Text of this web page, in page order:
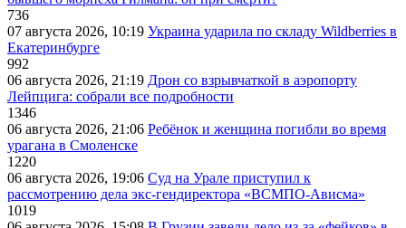
736
07 августа 2026, 10:19 Украина ударила по складу Wildberries в
Екатеринбурге
992
06 августа 2026, 21:19 Дрон со взрывчаткой в аэропорту
Лейпцига: собрали все подробности
1346
06 августа 2026, 21:06 Ребёнок и женщина погибли во время
урагана в Смоленске
1220
06 августа 2026, 19:06 Суд на Урале приступил к
рассмотрению дела экс-гендиректора «ВСМПО-Ависма»
1019